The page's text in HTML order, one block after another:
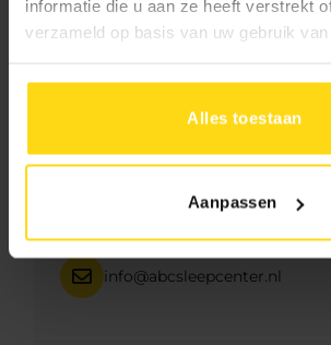
informatie die u aan ze heeft verstrekt
verzameld op basis van uw gebruik
Alles toestaan
Aanpassen
071 - 542 68 36
info@abcsleepcenter.nl